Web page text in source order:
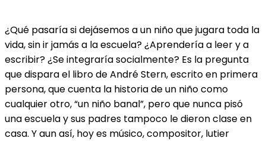
¿Qué pasaría si dejásemos a un niño que jugara toda la
vida, sin ir jamás a la escuela? ¿Aprendería a leer y a
escribir? ¿Se integraría socialmente? Es la pregunta
que dispara el libro de André Stern, escrito en primera
persona, que cuenta la historia de un niño como
cualquier otro, “un niño banal”, pero que nunca pisó
una escuela y sus padres tampoco le dieron clase en
casa. Y aun así, hoy es músico, compositor, lutier